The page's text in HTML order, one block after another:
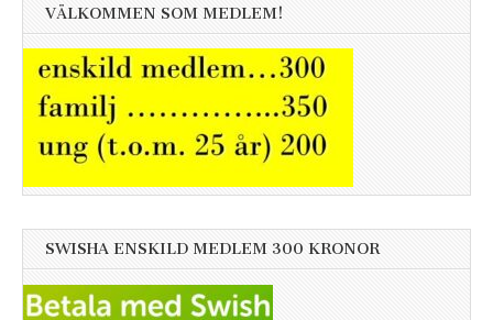
VÄLKOMMEN SOM MEDLEM!
SWISHA ENSKILD MEDLEM 300 KRONOR